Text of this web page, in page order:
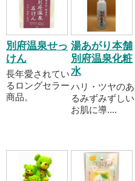
別府温泉せっ
けん
長年愛されてい
るロングセラー
商品。
湯あがり本舗
別府温泉化粧
水
ハリ・ツヤのあ
るみずみずしい
お肌に導....